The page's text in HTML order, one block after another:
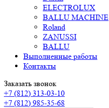
ELECTROLUX
BALLU MACHINE
Roland
ZANUSSI
BALLU
Выполненные работы
Контакты
Заказать звонок
+7 (812) 313-03-10
+7 (812) 985-35-68